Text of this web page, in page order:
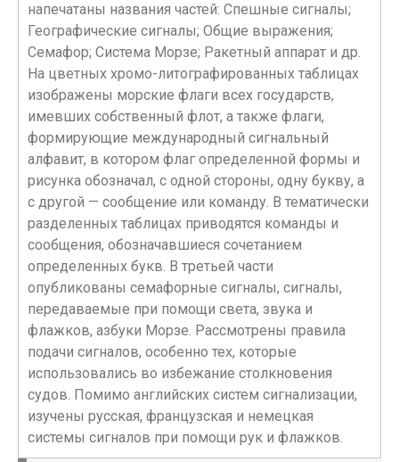
напечатаны названия частей: Спешные сигналы;
Географические сигналы; Общие выражения;
Семафор; Система Морзе; Ракетный аппарат и др.
На цветных хромо-литографированных таблицах
изображены морские флаги всех государств,
имевших собственный флот, а также флаги,
формирующие международный сигнальный
алфавит, в котором флаг определенной формы и
рисунка обозначал, с одной стороны, одну букву, а
с другой — сообщение или команду. В тематически
разделенных таблицах приводятся команды и
сообщения, обозначавшиеся сочетанием
определенных букв. В третьей части
опубликованы семафорные сигналы, сигналы,
передаваемые при помощи света, звука и
флажков, азбуки Морзе. Рассмотрены правила
подачи сигналов, особенно тех, которые
использовались во избежание столкновения
судов. Помимо английских систем сигнализации,
изучены русская, французская и немецкая
системы сигналов при помощи рук и флажков.